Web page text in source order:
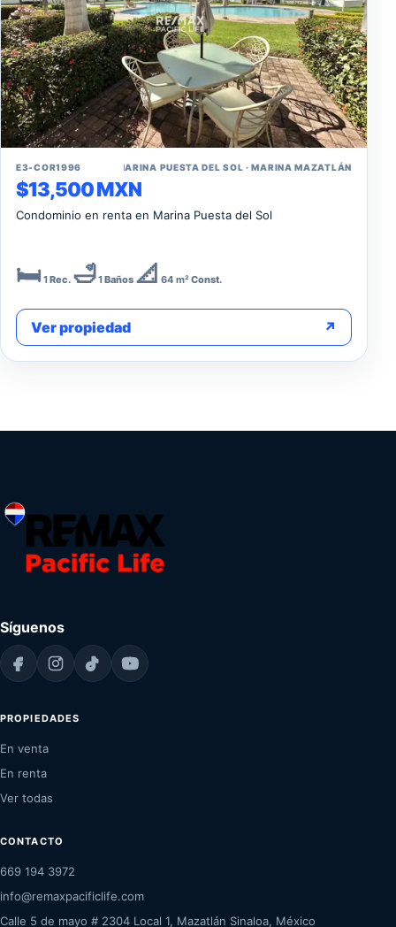
↗
E3-COR1996 📍 MARINA PUESTA DEL SOL · MARINA MAZATLÁN
$13,500 MXN
Condominio en renta en Marina Puesta del Sol
🛏️ 1 Rec. 🛁1 Baños 📐 64 m²Const.
Ver propiedad ↗
Síguenos
PROPIEDADES
En venta
En renta
Ver todas
CONTACTO
669 194 3972
info@remaxpacificlife.com
Calle 5 de mayo # 2304 Local 1, Mazatlán Sinaloa, México